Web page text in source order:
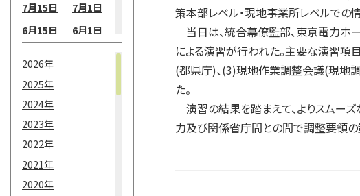
7月15日
7月1日
6月15日
6月1日
3月15日
2月15日
1月15日
2026年
2025年
2024年
2023年
2022年
2021年
2020年
策本部レベル・現地事業所レベルでの
当日は、統合幕僚監部、東京電力ホ
による演習が行われた。主要な演習項
(都県庁)、(3)現地作業調整会議(現地調
た。
演習の結果を踏まえて、よりスムー
力及び関係省庁間との間で調整要領の